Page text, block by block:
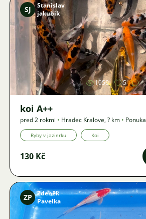
Obrázok
SJ
Stanislav
jakubik
1950 5
koi A++
pred 2 rokmi • Hradec Kralove,? km • Ponuka
Ryby v jazierku Koi
130 Kč
ZP
Zdeněk
Pavelka